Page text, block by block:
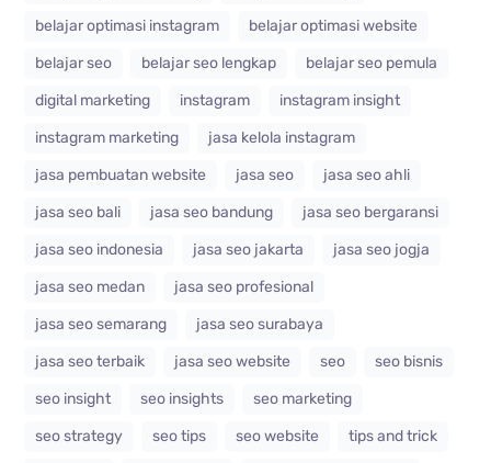
belajar optimasi instagram
belajar optimasi website
belajar seo
belajar seo lengkap
belajar seo pemula
digital marketing
instagram
instagram insight
instagram marketing
jasa kelola instagram
jasa pembuatan website
jasa seo
jasa seo ahli
jasa seo bali
jasa seo bandung
jasa seo bergaransi
jasa seo indonesia
jasa seo jakarta
jasa seo jogja
jasa seo medan
jasa seo profesional
jasa seo semarang
jasa seo surabaya
jasa seo terbaik
jasa seo website seo
seo bisnis
seo insight
seo insights
seo marketing
seo strategy
seo tips seo website
tips and trick